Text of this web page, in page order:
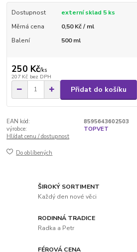
Dostupnost
externí sklad 5 ks
Měrná cena
0,50 Kč / ml
Balení
500 ml
250 Kč/ks
207 Kč bez DPH
Přidat do košíku
EAN kód:
8595643602503
výrobce:
TOPVET
Hlídat cenu / dostupnost
Do oblíbených
ŠIROKÝ SORTIMENT
Každý den nové věci
RODINNÁ TRADICE
Radka a Petr
FÉROVÁ CENA